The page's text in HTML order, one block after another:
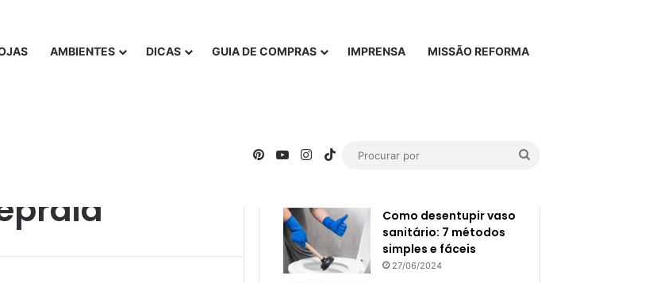
AMBIENTES DICAS GUIA DE COMPRAS IMPRENSA MISSÃO REFORMA
PinterestYouTubeInstagram
TikTok
Popular
Como desentupir vaso
sanitário: 7 métodos
simples e fáceis
27/06/2024